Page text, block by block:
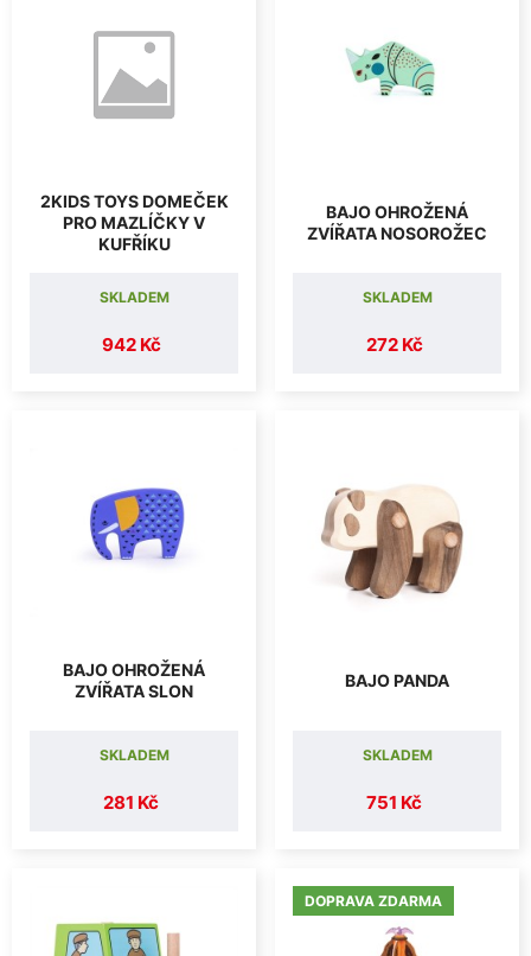
2KIDS TOYS DOMEČEK
PRO MAZLÍČKY V
KUFŘÍKU
942 Kč
SKLADEM
BAJO OHROŽENÁ
ZVÍŘATA NOSOROŽEC
272 Kč
SKLADEM
BAJO OHROŽENÁ
ZVÍŘATA SLON
281 Kč
SKLADEM
BAJO PANDA
751 Kč
SKLADEM
DOPRAVA ZDARMA